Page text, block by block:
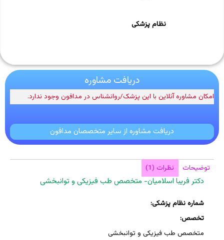
نظام پزشکی
دریافت مشاوره
امکان مشاوره آنلاین با این پزشک/روانشناس در مدافون وجود ندارد.
دریافت مشاوره از سایر متخصصان مدافون
توضیحات نظرات (1)
دکتر فریبا اسلامیان- متخصص طب فیزیکی و توانبخشی
شماره نظام پزشکی:
تخصص:
متخصص طب فیزیکی و توانبخشی